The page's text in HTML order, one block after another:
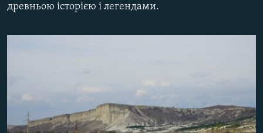
ДЕПОРТАЦІЯ
ЯК ОБІЙТИ БЛОКУВАННЯ
древньою історією і легендами.